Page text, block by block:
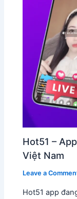
Hot51 –
Việt Nam
Leave a
Hot51 app